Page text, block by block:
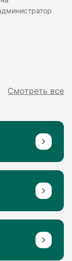
Смотреть все